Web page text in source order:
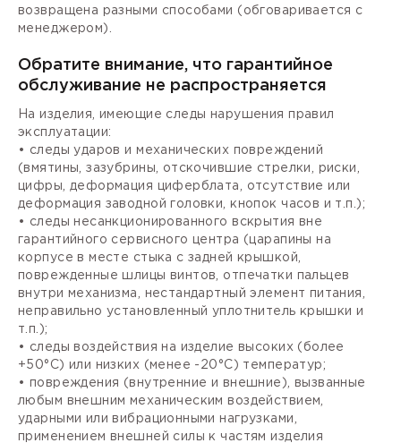
возвращена разными способами (обговаривается с
менеджером).
Обратите внимание, что гарантийное
обслуживание не распространяется
На изделия, имеющие следы нарушения правил
эксплуатации:
• следы ударов и механических повреждений
(вмятины, зазубрины, отскочившие стрелки, риски,
цифры, деформация циферблата, отсутствие или
деформация заводной головки, кнопок часов и т.п.);
• следы несанкционированного вскрытия вне
гарантийного сервисного центра (царапины на
корпусе в месте стыка с задней крышкой,
поврежденные шлицы винтов, отпечатки пальцев
внутри механизма, нестандартный элемент питания,
неправильно установленный уплотнитель крышки и
т.п.);
• следы воздействия на изделие высоких (более
+50°С) или низких (менее -20°С) температур;
• повреждения (внутренние и внешние), вызванные
любым внешним механическим воздействием,
ударными или вибрационными нагрузками,
применением внешней силы к частям изделия